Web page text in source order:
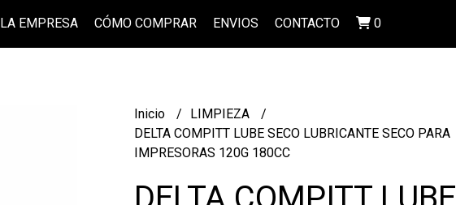
LA EMPRESA CÓMO COMPRAR ENVIOS CONTACTO 0
Inicio
LIMPIEZA
DELTA COMPITT LUBE SECO LUBRICANTE SECO PARA
IMPRESORAS 120G 180CC